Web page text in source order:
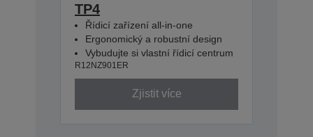
TP4
Řídicí zařízení all-in-one
Ergonomický a robustní design
Vybudujte si vlastní řídicí centrum
R12NZ901ER
Zjistit více